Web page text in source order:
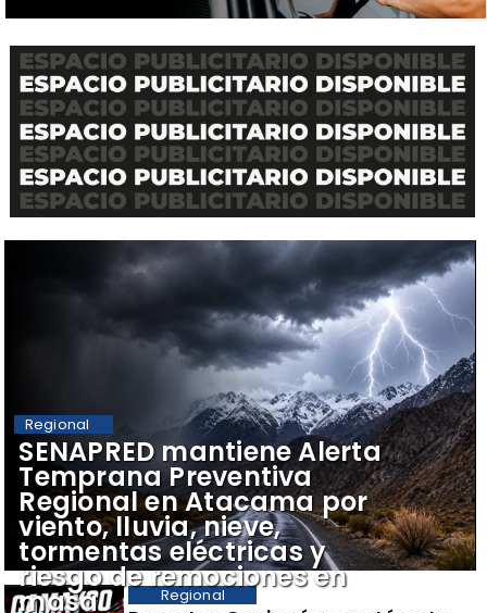
Regional
SENAPRED mantiene Alerta
Temprana Preventiva
Regional en Atacama por
viento, lluvia, nieve,
tormentas eléctricas y
riesgo de remociones en
masa
Regional